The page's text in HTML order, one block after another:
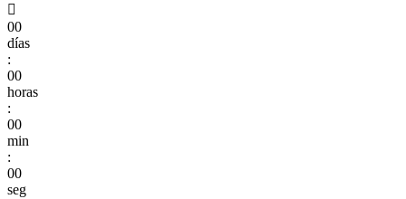

00
días
:
00
horas
:
00
min
:
00
seg